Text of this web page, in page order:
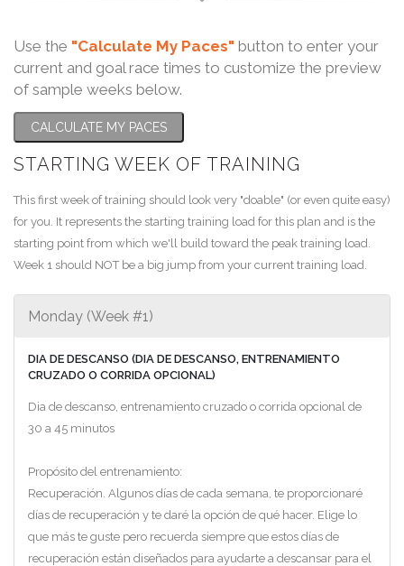
Use the "Calculate My Paces" button to enter your
current and goal race times to customize the preview
of sample weeks below.
CALCULATE MY PACES
STARTING WEEK OF TRAINING
This first week of training should look very "doable" (or even quite easy)
for you. It represents the starting training load for this plan and is the
starting point from which we'll build toward the peak training load.
Week 1 should NOT be a big jump from your current training load.
Monday (Week #1)
DIA DE DESCANSO (DIA DE DESCANSO, ENTRENAMIENTO
CRUZADO O CORRIDA OPCIONAL)
Dia de descanso, entrenamiento cruzado o corrida opcional de
30 a 45 minutos
Propósito del entrenamiento:
Recuperación. Algunos días de cada semana, te proporcionaré
días de recuperación y te daré la opción de qué hacer. Elige lo
que más te guste pero recuerda siempre que estos días de
recuperación están diseñados para ayudarte a descansar para el